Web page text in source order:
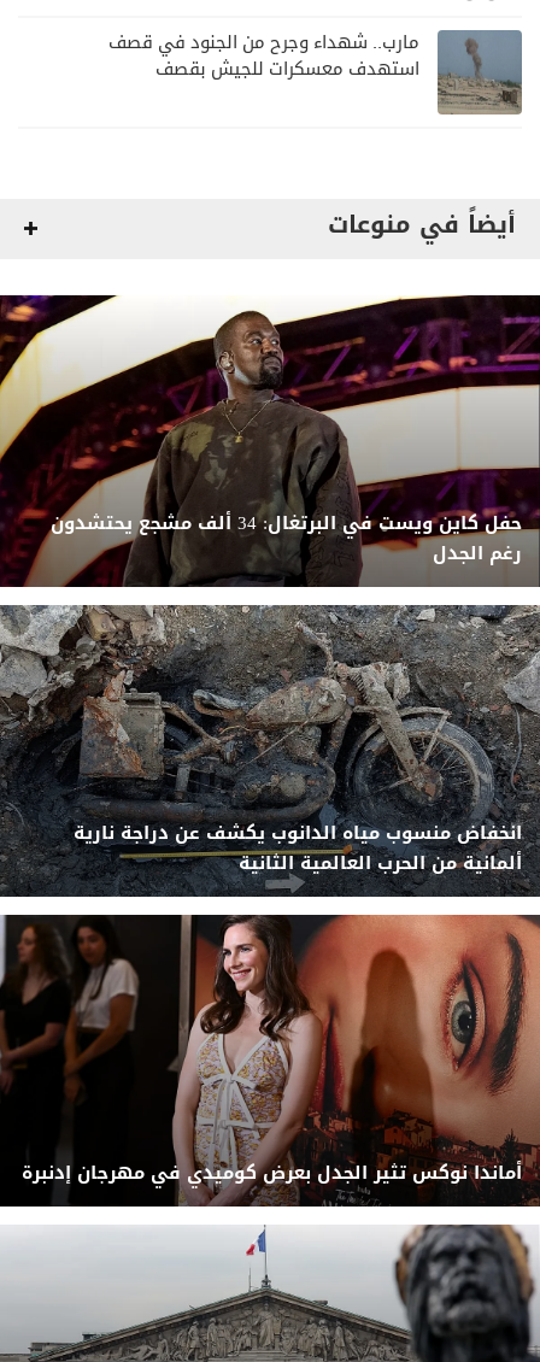
مارب.. شهداء وجرح من الجنود في قصف
استهدف معسكرات للجيش بقصف
أيضاً في منوعات
حفل كاين ويست في البرتغال: 34 ألف مشجع يحتشدون
رغم الجدل
انخفاض منسوب مياه الدانوب يكشف عن دراجة نارية
ألمانية من الحرب العالمية الثانية
أماندا نوكس تثير الجدل بعرض كوميدي في مهرجان إدنبرة